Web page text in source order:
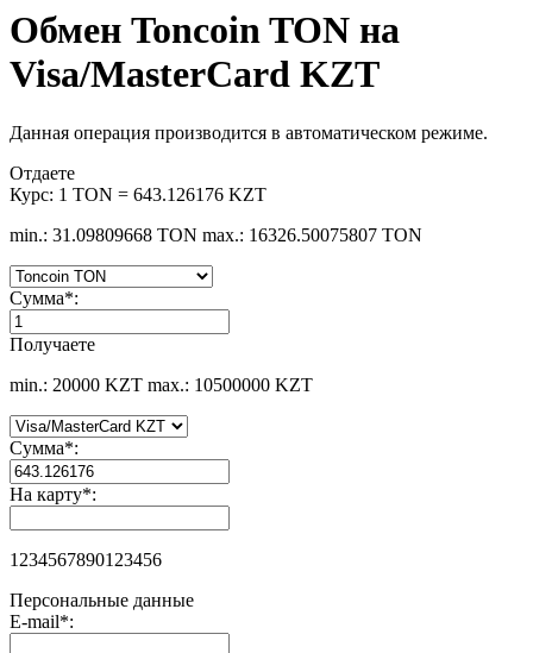
Обмен Toncoin TON на
Visa/MasterCard KZT
Данная операция производится в автоматическом режиме.
Отдаете
Курс: 1 TON = 643.126176 KZT
min.: 31.09809668 TON max.: 16326.50075807 TON
Сумма*:
Получаете
min.: 20000 KZT max.: 10500000 KZT
Сумма*:
На карту*:
1234567890123456
Персональные данные
E-mail*: